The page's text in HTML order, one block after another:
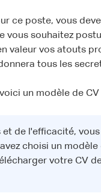
ce poste, vous
souhaitez
valeur vos atouts
tous les
un modèle de
et de l'efficacité,
choisi un
votre CV